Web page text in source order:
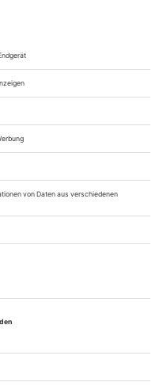
seine prunkvolle
salone d'onore al piano
dafür eine Bühne
und Isolde»
Bieito niedergingen
Regisseur mit den
Kritiker, so als wolle er
der alle Grenzen
«Tristan und Isolde».
das